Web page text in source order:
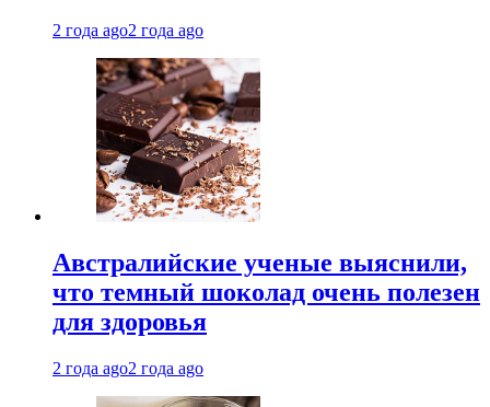
2 года ago2 года ago
Австралийские ученые выяснили,
что темный шоколад очень полезен
для здоровья
2 года ago2 года ago